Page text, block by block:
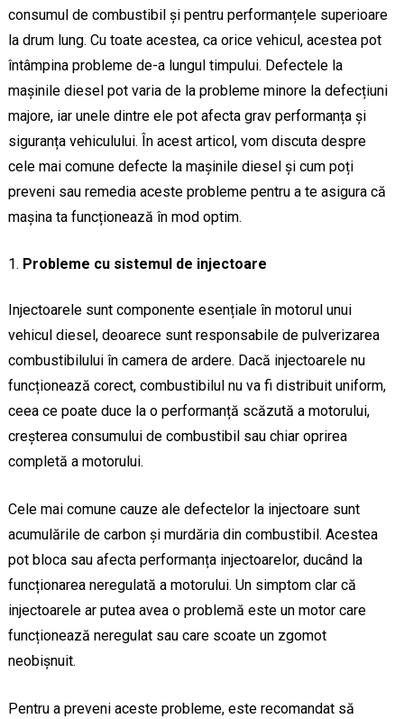
consumul de combustibil și pentru performanțele superioare
la drum lung. Cu toate acestea, ca orice vehicul, acestea pot
întâmpina probleme de-a lungul timpului. Defectele la
mașinile diesel pot varia de la probleme minore la defecțiuni
majore, iar unele dintre ele pot afecta grav performanța și
siguranța vehiculului. În acest articol, vom discuta despre
cele mai comune defecte la mașinile diesel și cum poți
preveni sau remedia aceste probleme pentru a te asigura că
mașina ta funcționează în mod optim.
Probleme cu sistemul de injectoare
Injectoarele sunt componente esențiale în motorul unui
vehicul diesel, deoarece sunt responsabile de pulverizarea
combustibilului în camera de ardere. Dacă injectoarele nu
funcționează corect, combustibilul nu va fi distribuit uniform,
ceea ce poate duce la o performanță scăzută a motorului,
creșterea consumului de combustibil sau chiar oprirea
completă a motorului.
Cele mai comune cauze ale defectelor la injectoare sunt
acumulările de carbon și murdăria din combustibil. Acestea
pot bloca sau afecta performanța injectoarelor, ducând la
funcționarea neregulată a motorului. Un simptom clar că
injectoarele ar putea avea o problemă este un motor care
funcționează neregulat sau care scoate un zgomot
neobișnuit.
Pentru a preveni aceste probleme, este recomandat să